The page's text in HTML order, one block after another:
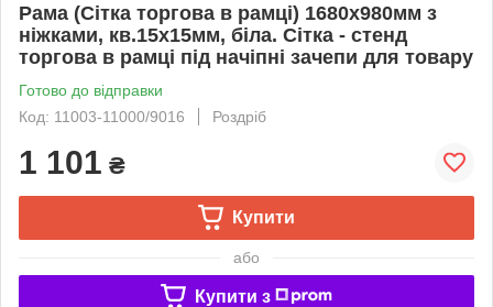
Рама (Сітка торгова в рамці) 1680х980мм з
ніжками, кв.15х15мм, біла. Сітка - стенд
торгова в рамці під начіпні зачепи для товару
Готово до відправки
Код: 11003-11000/9016
Роздріб
1 101 ₴
Купити
або
Купити з